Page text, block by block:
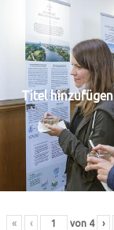
Titel hinzufügen
« ‹ von 4 ›